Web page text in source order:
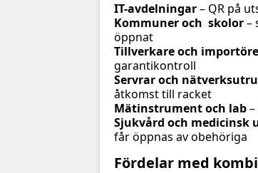
IT-avdelningar– QR på
Kommuner och skolor–
öppnat
Tillverkare och
garantikontroll
Servrar och
åtkomst till racket
Mätinstrument och lab–
Sjukvård och medicinsk
får öppnas av obehöriga
Fördelar med